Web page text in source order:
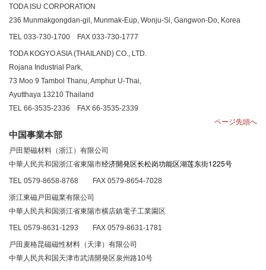
TODA ISU CORPORATION
236 Munmakgongdan-gil, Munmak-Eup, Wonju-Si, Gangwon-Do, Korea
TEL 033-730-1700 FAX 033-730-1777
TODA KOGYO ASIA (THAILAND) CO., LTD.
Rojana Industrial Park,
73 Moo 9 Tambol Thanu, Amphur U-Thai,
Ayutthaya 13210 Thailand
TEL 66-3535-2336 FAX 66-3535-2339
ページ先頭へ
中国事業本部
戸田塑磁材料（浙江）有限公司
中華人民共和国浙江省東陽市经济開発区长松岗功能区湖莲东街1225号
TEL 0579-8658-8768 FAX 0579-8654-7028
浙江東磁戸田磁業有限公司
中華人民共和国浙江省東陽市横店鎮電子工業園区
TEL 0579-8631-1293 FAX 0579-8631-1781
戸田麦格昆磁磁性材料（天津）有限公司
中華人民共和国天津市武清開発区泉州路10号